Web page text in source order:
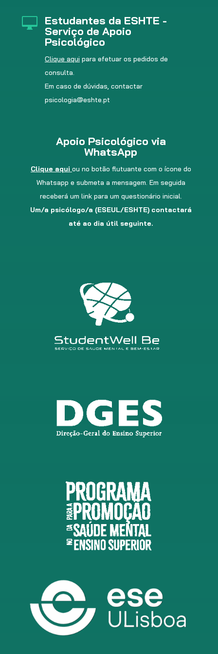
 Estudantes da ESHTE -
Serviço de Apoio
Psicológico
Clique aqui para efetuar os pedidos de
consulta.
Em caso de dúvidas, contactar
psicologia@eshte.pt
Apoio Psicológico via
WhatsApp
Clique aqui ou no botão flutuante com o ícone do
Whatsapp e submeta a mensagem. Em seguida
receberá um link para um questionário inicial.
Um/a psicólogo/a (ESEUL/ESHTE) contactará
até ao dia útil seguinte.